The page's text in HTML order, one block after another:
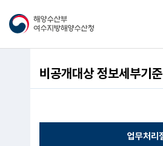
비공개대상 정보세부기준